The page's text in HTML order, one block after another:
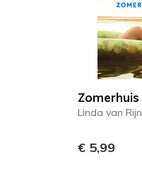
Zomerhuis
Linda van Rijn
€ 5,99